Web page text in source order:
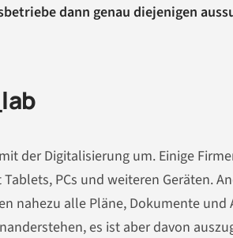
dann genau diejenigen
der Digitalisierung um. Einige
PCs und weiteren Geräten.
nahezu alle Pläne, Dokumente und
es ist aber davon